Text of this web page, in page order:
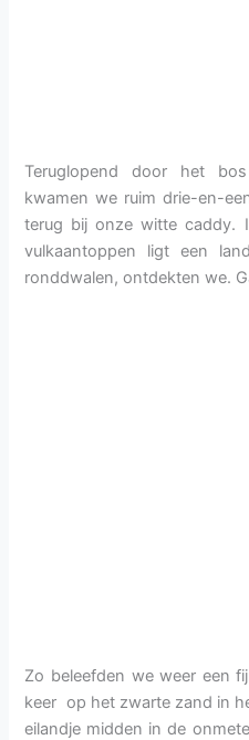
Teruglopend door het
kwamen we ruim drie-en-
terug bij onze witte caddy.
vulkaantoppen ligt een
ronddwalen, ontdekten we.
Zo beleefden we weer een
keer op het zwarte zand in
eilandje midden in de